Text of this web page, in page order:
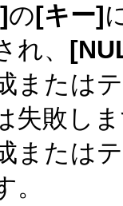
の[キー]
れ、
または
失敗し
または